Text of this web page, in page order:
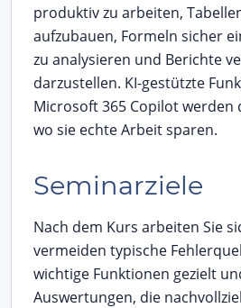
produktiv zu arbeiten,
aufzubauen, Formeln sicher
zu analysieren und Berichte
darzustellen. KI-gestützte
Microsoft 365 Copilot
wo sie echte Arbeit sparen.
Seminarziele
Nach dem Kurs arbeiten Sie
vermeiden typische
wichtige Funktionen gezielt
Auswertungen, die